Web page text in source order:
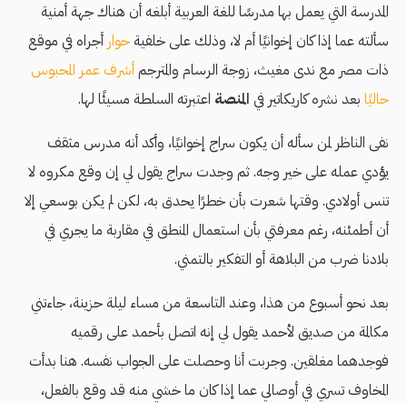
المدرسة التي يعمل بها مدرسًا للغة العربية أبلغه أن هناك جهة أمنية
سألته عما إذا كان إخوانيًا أم لا، وذلك على خلفية حوار أجراه في موقع
ذات مصر مع ندى مغيث، زوجة الرسام والمترجمأشرف عمر المحبوس
حاليًا بعد نشره كاريكاتير في المنصة اعتبرته السلطة مسيئًا لها.
نفى الناظر لمن سأله أن يكون سراج إخوانيًا، وأكد أنه مدرس مثقف
يؤدي عمله على خير وجه. ثم وجدت سراج يقول لي إن وقع مكروه لا
تنس أولادي. وقتها شعرت بأن خطرًا يحدق به، لكن لم يكن بوسعي إلا
أن أطمئنه، رغم معرفتي بأن استعمال المنطق في مقاربة ما يجري في
بلادنا ضرب من البلاهة أو التفكير بالتمني.
بعد نحو أسبوع من هذا، وعند التاسعة من مساء ليلة حزينة، جاءتني
مكالمة من صديق لأحمد يقول لي إنه اتصل بأحمد على رقميه
فوجدهما مغلقين. وجربت أنا وحصلت على الجواب نفسه. هنا بدأت
المخاوف تسري في أوصالي عما إذا كان ما خشي منه قد وقع بالفعل،